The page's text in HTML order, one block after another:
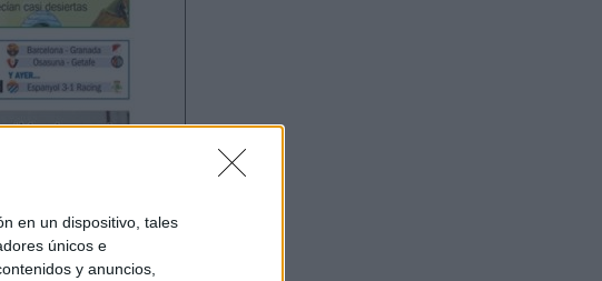
en un dispositivo, tales
únicos e
y anuncios,